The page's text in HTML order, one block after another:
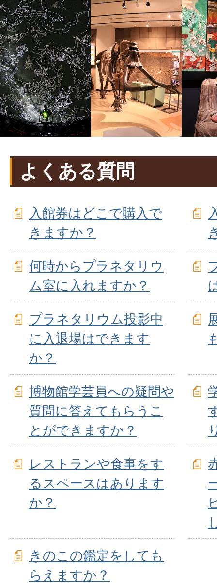
よくある質問
入館券はどこで購入で
きますか？
何時からプラネタリウ
ム室に入れますか？
プラネタリウム投影中
に入退場はできます
か？
博物館学芸員への疑問や
質問に答えてもらうこ
とができますか？
レストランや食事をす
るスペースはあります
か？
きのこの鑑定をしても
らえますか？